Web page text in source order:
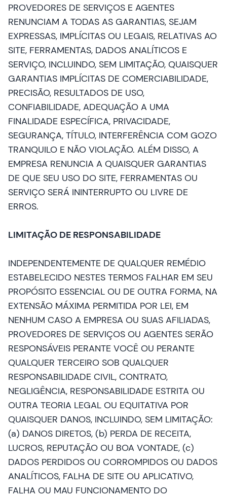
PROVEDORES DE SERVIÇOS E AGENTES
RENUNCIAM A TODAS AS GARANTIAS, SEJAM
EXPRESSAS, IMPLÍCITAS OU LEGAIS, RELATIVAS AO
SITE, FERRAMENTAS, DADOS ANALÍTICOS E
SERVIÇO, INCLUINDO, SEM LIMITAÇÃO, QUAISQUER
GARANTIAS IMPLÍCITAS DE COMERCIABILIDADE,
PRECISÃO, RESULTADOS DE USO,
CONFIABILIDADE, ADEQUAÇÃO A UMA
FINALIDADE ESPECÍFICA, PRIVACIDADE,
SEGURANÇA, TÍTULO, INTERFERÊNCIA COM GOZO
TRANQUILO E NÃO VIOLAÇÃO. ALÉM DISSO, A
EMPRESA RENUNCIA A QUAISQUER GARANTIAS
DE QUE SEU USO DO SITE, FERRAMENTAS OU
SERVIÇO SERÁ ININTERRUPTO OU LIVRE DE
ERROS.
LIMITAÇÃO DE RESPONSABILIDADE
INDEPENDENTEMENTE DE QUALQUER REMÉDIO
ESTABELECIDO NESTES TERMOS FALHAR EM SEU
PROPÓSITO ESSENCIAL OU DE OUTRA FORMA, NA
EXTENSÃO MÁXIMA PERMITIDA POR LEI, EM
NENHUM CASO A EMPRESA OU SUAS AFILIADAS,
PROVEDORES DE SERVIÇOS OU AGENTES SERÃO
RESPONSÁVEIS PERANTE VOCÊ OU PERANTE
QUALQUER TERCEIRO SOB QUALQUER
RESPONSABILIDADE CIVIL, CONTRATO,
NEGLIGÊNCIA, RESPONSABILIDADE ESTRITA OU
OUTRA TEORIA LEGAL OU EQUITATIVA POR
QUAISQUER DANOS, INCLUINDO, SEM LIMITAÇÃO:
(a) DANOS DIRETOS, (b) PERDA DE RECEITA,
LUCROS, REPUTAÇÃO OU BOA VONTADE, (c)
DADOS PERDIDOS OU CORROMPIDOS OU DADOS
ANALÍTICOS, FALHA DE SITE OU APLICATIVO,
FALHA OU MAU FUNCIONAMENTO DO